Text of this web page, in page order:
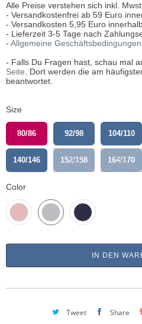
Alle Preise verstehen sich inkl.
- Versandkostenfrei ab 59 Euro
- Versandkosten 5,95 Euro
- Lieferzeit 3-5 Tage nach
- Allgemeine Geschäftsbedingungen
- Falls Du Fragen hast, schau mal
Seite. Dort werden die am
beantwortet.
Size
80/86 92/98 104/110
140/146 152/158 164/170
Color
IN DEN
Tweet Share